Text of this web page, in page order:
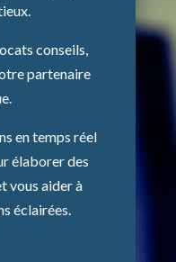
conseils,
partenaire
en temps réel
élaborer des
vous aider à
éclairées.